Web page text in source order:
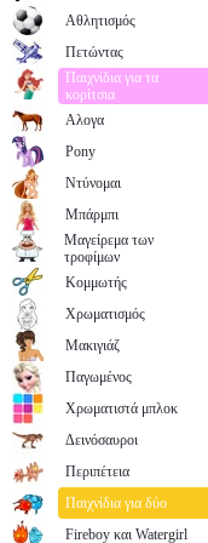
Αθλητισμός
Πετώντας
Παιχνίδια για τα
κορίτσια
Αλογα
Pony
Ντύνομαι
Μπάρμπι
Μαγείρεμα των
τροφίμων
Κομμωτής
Χρωματισμός
Μακιγιάζ
Παγωμένος
Χρωματιστά μπλοκ
Δεινόσαυροι
Περιπέτεια
Παιχνίδια για δύο
Fireboy και Watergirl